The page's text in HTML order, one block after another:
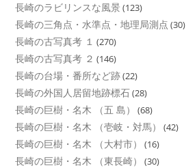
長崎のラビリンスな風景 (123)
長崎の三角点・水準点・地理局測点 (30)
長崎の古写真考 １ (270)
長崎の古写真考 ２ (146)
長崎の台場・番所など跡(22)
長崎の外国人居留地跡標石(28)
長崎の巨樹・名木 （五 島） (68)
長崎の巨樹・名木 （壱岐・対馬） (42)
長崎の巨樹・名木 （大村市） (16)
長崎の巨樹・名木 （東長崎） (30)